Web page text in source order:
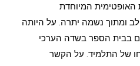
המיוחדת
ומתוך נשמה יתרה. על היותה
בבית הספר בשדה הערכי
של התלמיד. על הקשר